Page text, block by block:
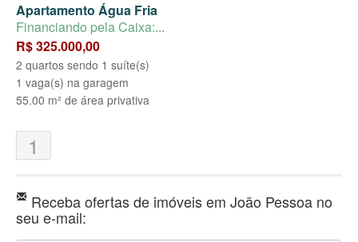
Apartamento Água Fria
Financiando pela Caixa:...
R$ 325.000,00
2 quartos sendo 1 suíte(s)
1 vaga(s) na garagem
55.00 m² de área privativa
1
Receba ofertas de imóveis em João Pessoa no
seu e-mail: